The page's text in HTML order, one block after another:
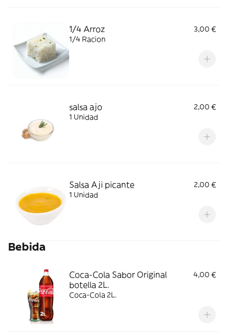
1/4 Arroz
3,00 €
1/4 Racion
salsa ajo
2,00 €
1 Unidad
Salsa Aji picante
2,00 €
1 Unidad
Bebida
Coca-Cola Sabor Original
botella 2L.
4,00 €
Coca-Cola 2L.